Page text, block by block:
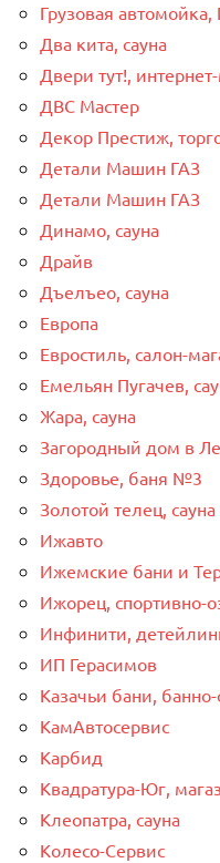
Грузовая
Два кита, сауна
Двери тут!,
ДВС Мастер
Декор Престиж,
Детали Машин ГАЗ
Детали Машин ГАЗ
Динамо, сауна
Драйв
Дъелъео, сауна
Европа
Евростиль, салон-
Емельян Пугачев,
Жара, сауна
Загородный дом в
Здоровье, баня №3
Золотой телец, сауна
Ижавто
Ижемские бани и
Ижорец, спортивно-
Инфинити,
ИП Герасимов
Казачьи бани,
КамАвтосервис
Карбид
Квадратура-Юг,
Клеопатра, сауна
Колесо-Сервис